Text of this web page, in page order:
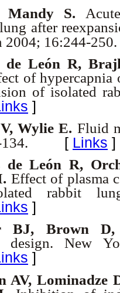
Mandy S.
after
2004; 16:244-250.
de León R,
of
of isolated
]
Wylie E. Fluid
[ Links ]
de León R,
Effect of plasma
rabbit
]
BJ, Brown
design. New
]
AV, Lominadze